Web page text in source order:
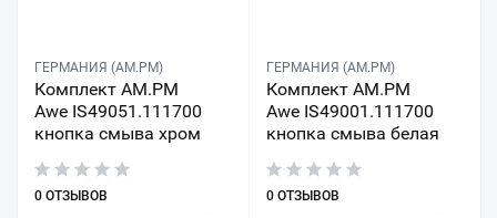
ГЕРМАНИЯ (AM.PM)
Комплект AM.PM
Awe IS49051.111700
кнопка смыва хром
0 ОТЗЫВОВ
ГЕРМАНИЯ (AM.PM)
Комплект AM.PM
Awe IS49001.111700
кнопка смыва белая
0 ОТЗЫВОВ